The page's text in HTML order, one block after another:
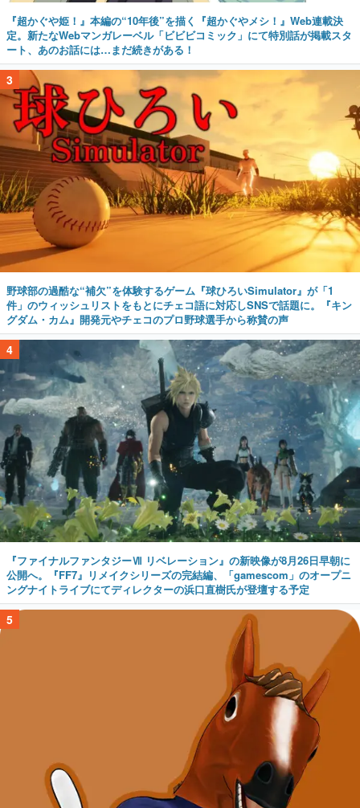
『超かぐや姫！』本編の“10年後”を描く『超かぐやメシ！』Web連載決
定。新たなWebマンガレーベル「ビビビコミック」にて特別話が掲載スタ
ート、あのお話には…まだ続きがある！
3
野球部の過酷な“補欠”を体験するゲーム『球ひろいSimulator』が「1
件」のウィッシュリストをもとにチェコ語に対応しSNSで話題に。『キン
グダム・カム』開発元やチェコのプロ野球選手から称賛の声
4
『ファイナルファンタジーⅦ リベレーション』の新映像が8月26日早朝に
公開へ。『FF7』リメイクシリーズの完結編、「gamescom」のオープニ
ングナイトライブにてディレクターの浜口直樹氏が登壇する予定
5